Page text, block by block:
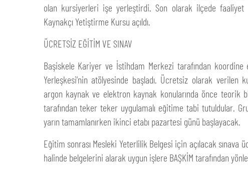
olan kursiyerleri işe yerleştirdi. Son olarak ilçede
Kaynakçı Yetiştirme Kursu açıldı.
ÜCRETSİZ EĞİTİM VE SINAV
Başiskele Kariyer ve İstihdam Merkezi tarafından
Yerleşkesi’nin atölyesinde başladı. Ücretsiz olarak
argon kaynak ve elektron kaynak konularında önce
tarafından teker teker uygulamalı eğitime tabi tutuldular.
yarın tamamlanırken ikinci etabı pazartesi günü başlayacak.
Eğitim sonrası Mesleki Yeterlilik Belgesi için açılacak
halinde belgelerini alarak uygun işlere BAŞKİM tarafından